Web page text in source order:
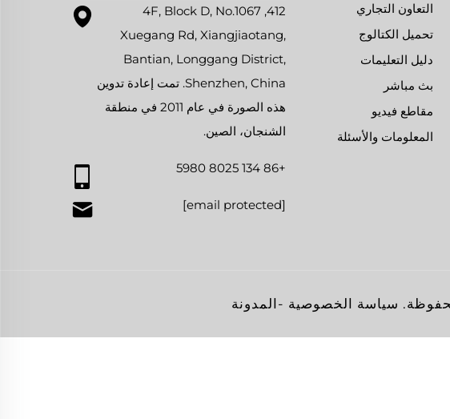
التعاون التجاري
تحميل الكتالوج
دليل التعليمات
بث مباشر
مقاطع فيديو
المعلومات والأسئلة
412, 4F, Block D, No.1067
Xuegang Rd, Xiangjiaotang,
Bantian, Longgang District,
Shenzhen, China. تمت إعادة تدوين
هذه الصورة في عام 2011 في منطقة
الشنجان، الصين.
+86 134 8025 5980
[email protected]
سياسة الخصوصية - المدونة